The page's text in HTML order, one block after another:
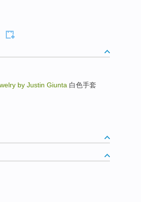
by Justin Giunta 白色手套